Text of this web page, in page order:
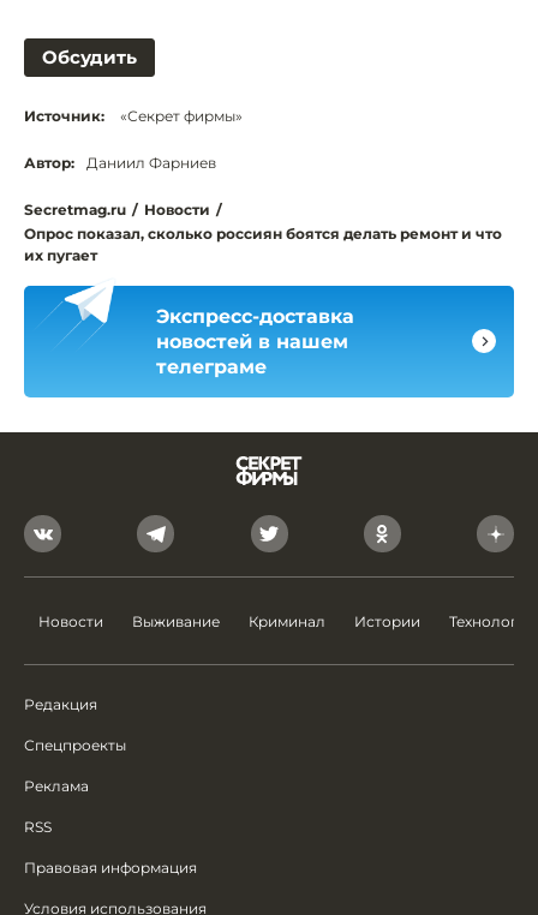
Обсудить
Источник: «Секрет фирмы»
Автор: Даниил Фарниев
Secretmag.ru / Новости /
Опрос показал, сколько россиян боятся делать ремонт и что
их пугает
Экспресс-доставка
новостей в нашем
телеграме
Новости Выживание Криминал Истории Технологии
Редакция
Спецпроекты
Реклама
RSS
Правовая информация
Условия использования